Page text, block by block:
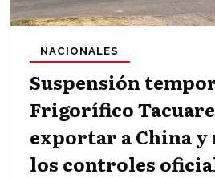
Suspensión
Frigorífico
exportar a China y
los controles
NACIONALES